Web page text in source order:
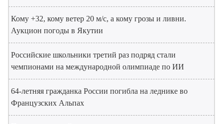
Кому +32, кому ветер 20 м/с, а кому грозы и ливни.
Аукцион погоды в Якутии
Российские школьники третий раз подряд стали
чемпионами на международной олимпиаде по ИИ
64-летняя гражданка России погибла на леднике во
Французских Альпах